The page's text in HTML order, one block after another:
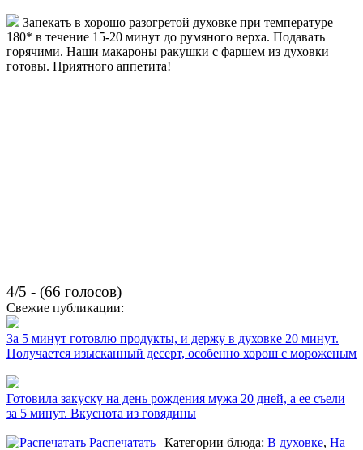
Запекать в хорошо разогретой духовке при температуре
180* в течение 15-20 минут до румяного верха. Подавать
горячими. Наши макароны ракушки с фаршем из духовки
готовы. Приятного аппетита!
4/5 - (66 голосов)
Свежие публикации:
За 5 минут готовлю продукты, и держу в духовке 20 минут.
Получается изысканный десерт, особенно хорош с мороженым
Готовила закуску на день рождения мужа 20 дней, а ее съели
за 5 минут. Вкуснота из говядины
Распечатать | Категории блюда: В духовке, На